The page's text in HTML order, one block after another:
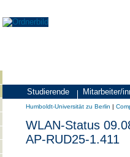
Zielgruppen
Studierende Mitarbeiter/
Humboldt-
Universität
Humboldt-Universität zu Berlin |
WLAN-Status
AP-RUD25-1.411